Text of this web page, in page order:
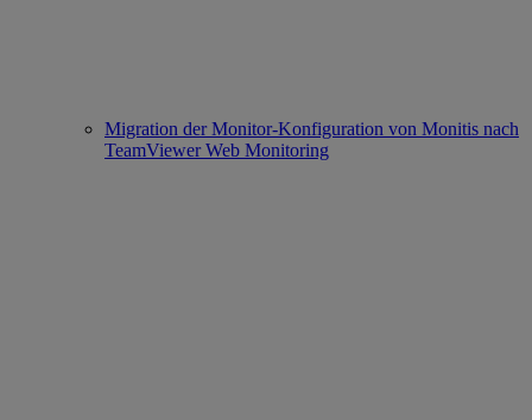
Migration der Monitor-Konfiguration von Monitis nach
TeamViewer Web Monitoring